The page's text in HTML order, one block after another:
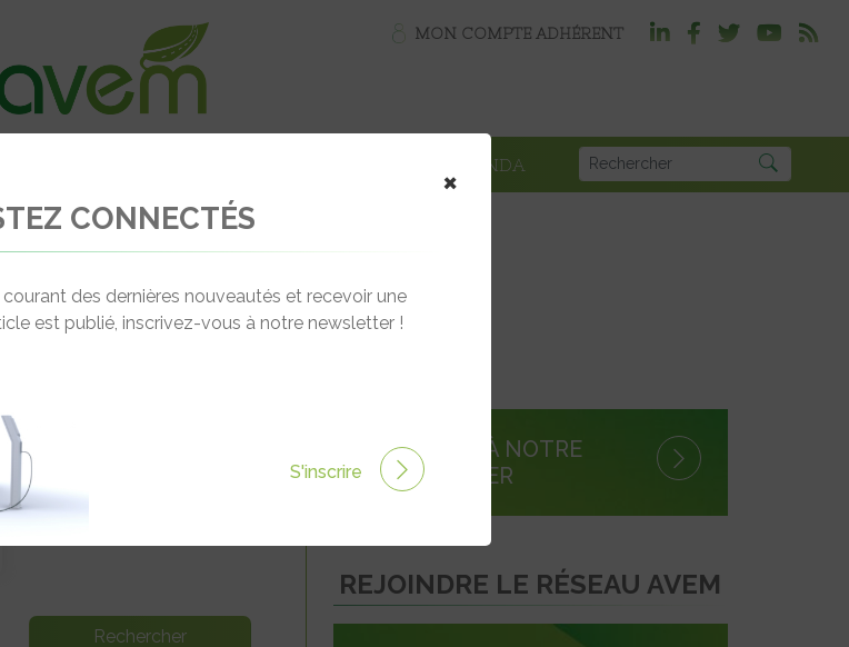
MON COMPTE ADHÉRENT
AGENDA
S'INSCRIRE À NOTRE
NEWSLETTER
REJOINDRE LE RÉSEAU AVEM
×
CONNECTÉS
des dernières nouveautés et recevoir une
est publié, inscrivez-vous à notre newsletter !
S'inscrire